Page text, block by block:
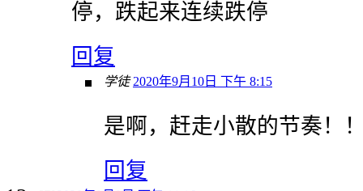
停，跌起来连续跌停
回复
学徒 2020年9月10日 下午 8:15
是啊，赶走小散的节奏！
回复